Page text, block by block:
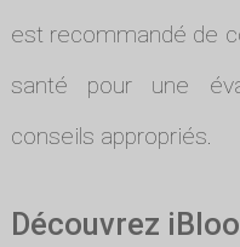
est recommandé de
santé pour une
conseils appropriés.
Découvrez